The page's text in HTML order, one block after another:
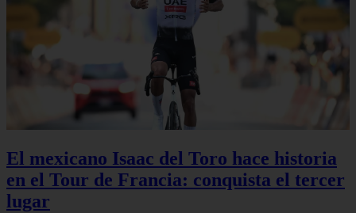
El mexicano Isaac del Toro hace historia
en el Tour de Francia: conquista el tercer
lugar